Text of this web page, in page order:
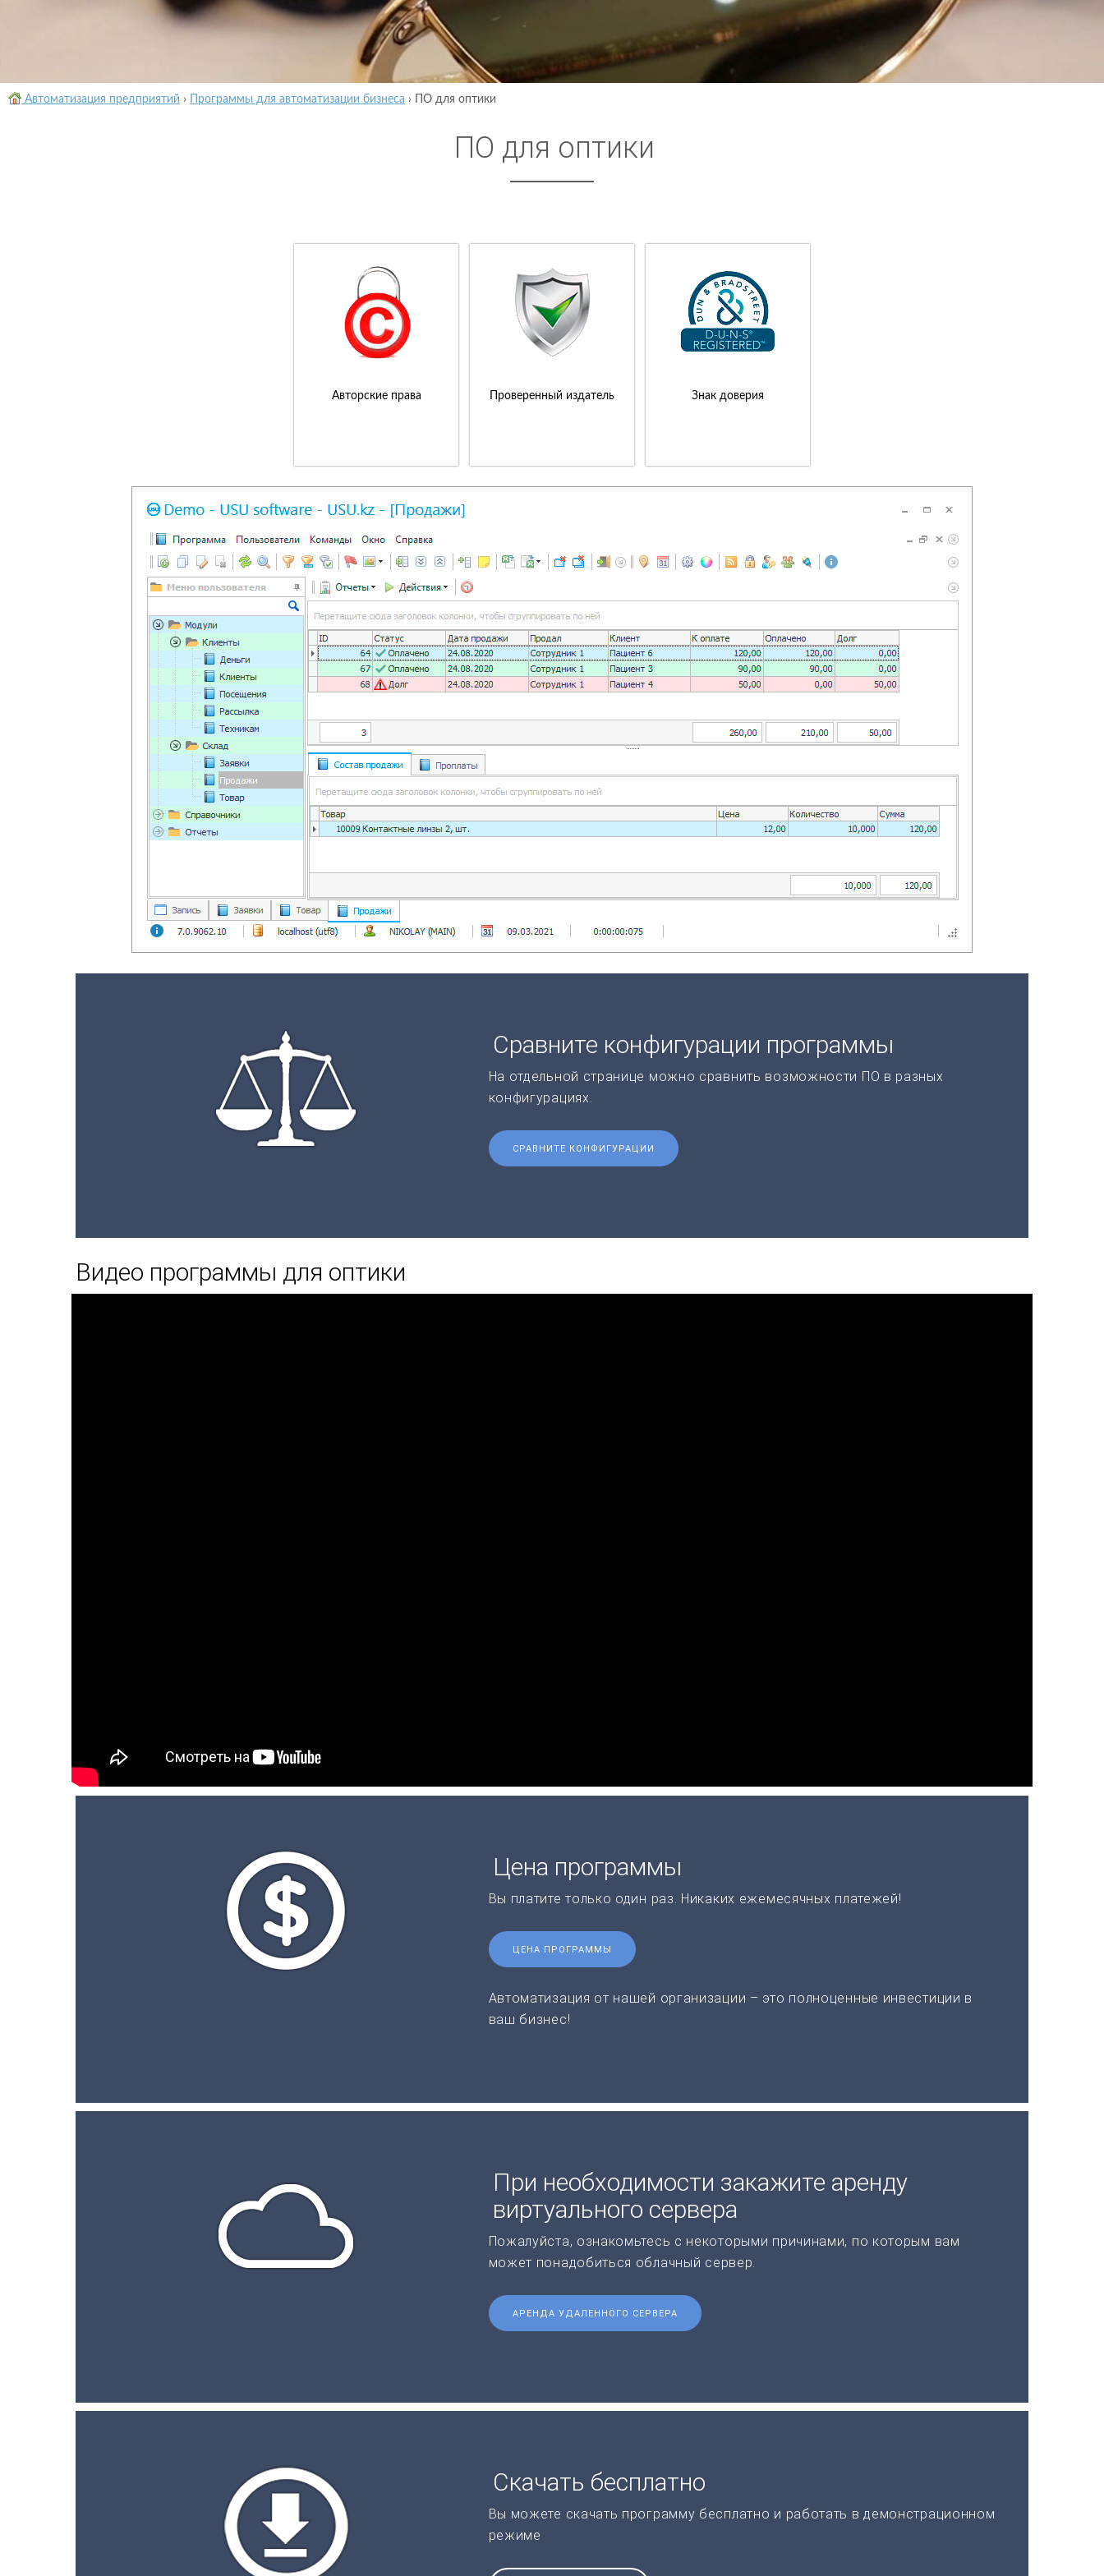
Автоматизация предприятий › Программы для автоматизации бизнеса › ПО для оптики
ПО для оптики
Авторские права Проверенный издатель Знак доверия
Сравните конфигурации программы
На отдельной странице можно сравнить возможности ПО в разных
конфигурациях.
СРАВНИТЕ КОНФИГУРАЦИИ
Видео программы для оптики
Цена программы
Вы платите только один раз. Никаких ежемесячных платежей!
ЦЕНА ПРОГРАММЫ
Автоматизация от нашей организации – это полноценные инвестиции в
ваш бизнес!
При необходимости закажите аренду
виртуального сервера
Пожалуйста, ознакомьтесь с некоторыми причинами, по которым вам
может понадобиться облачный сервер.
АРЕНДА УДАЛЕННОГО СЕРВЕРА
Скачать бесплатно
Вы можете скачать программу бесплатно и работать в демонстрационном
режиме